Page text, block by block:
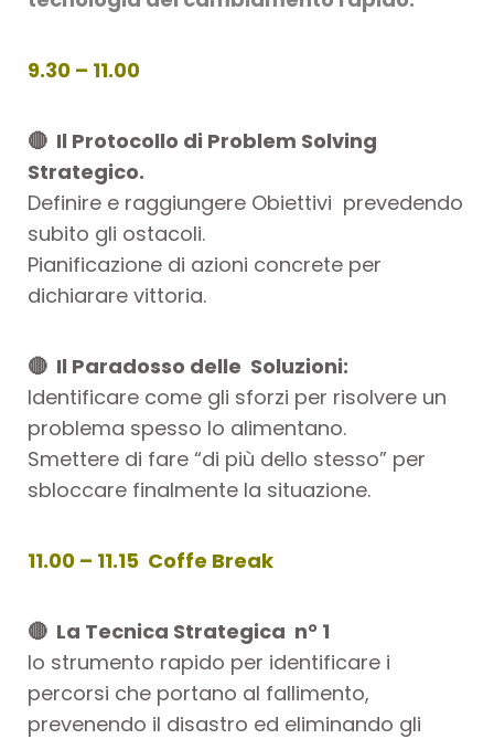
9.30 – 11.00
🔴 Il Protocollo di Problem Solving
Strategico.
Definire e raggiungere Obiettivi prevedendo
subito gli ostacoli.
Pianificazione di azioni concrete per
dichiarare vittoria.
🔴 Il Paradosso delle Soluzioni:
Identificare come gli sforzi per risolvere un
problema spesso lo alimentano.
Smettere di fare “di più dello stesso” per
sbloccare finalmente la situazione.
11.00 – 11.15 Coffe Break
🔴 La Tecnica Strategica n° 1
lo strumento rapido per identificare i
percorsi che portano al fallimento,
prevenendo il disastro ed eliminando gli